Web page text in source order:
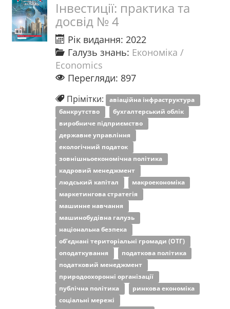
Інвестиції: практика та
досвід № 4
Рік видання: 2022
Галузь знань: Економіка /
Economics
Перегляди: 897
Прімітки: авіаційна інфраструктура
банкрутство
бухгалтерський облік
виробниче підприємство
державне управління
екологічний податок
зовнішньоекономічна політика
кадровий менеджмент
людський капітал
макроекономіка
маркетингова стратегія
машинне навчання
машинобудівна галузь
національна безпека
об’єднані територіальні громади (ОТГ)
оподаткування
податкова політика
податковий менеджмент
природоохоронні організації
публічна політика
ринкова економіка
соціальні мережі